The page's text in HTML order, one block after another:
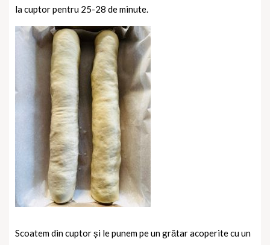
la cuptor pentru 25-28 de minute.
Scoatem din cuptor și le punem pe un grătar acoperite cu un